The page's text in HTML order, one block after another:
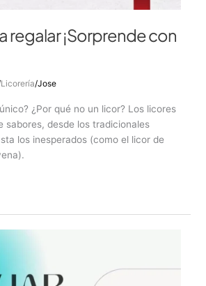
regalar ¡Sorprende con
Licorería/Jose
¿Por qué no un licor? Los licores
sabores, desde los tradicionales
los inesperados (como el licor de